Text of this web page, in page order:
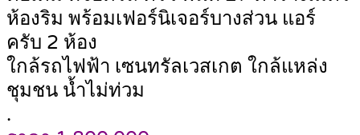
ห้องริม พร้อมเฟอร์นิเจอร์บางส่วน แอร์
ครับ 2 ห้อง
ใกล้รถไฟฟ้า เซนทรัลเวสเกต ใกล้แหล่ง
ชุมชน น้ำไม่ท่วม
.